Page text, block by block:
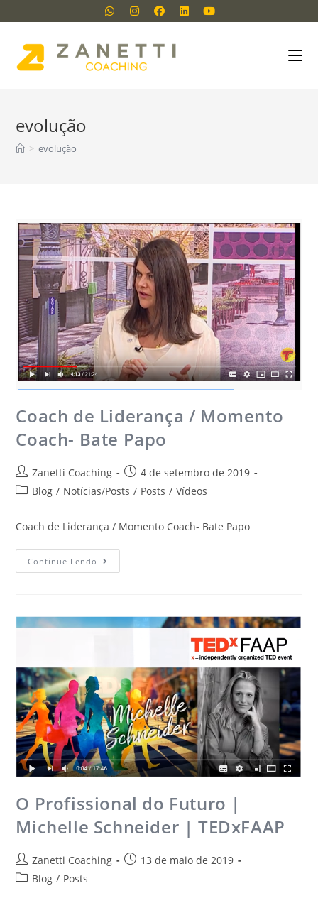
evolução
> evolução
Coach de Liderança / Momento
Coach- Bate Papo
Zanetti Coaching
4 de setembro de 2019
Blog / Notícias/Posts / Posts / Vídeos
Coach de Liderança / Momento Coach- Bate Papo
Continue Lendo
O Profissional do Futuro |
Michelle Schneider | TEDxFAAP
Zanetti Coaching
13 de maio de 2019
Blog / Posts